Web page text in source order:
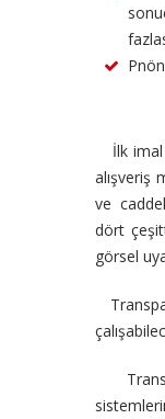
İlk imal
alışveriş
ve
dört
görsel